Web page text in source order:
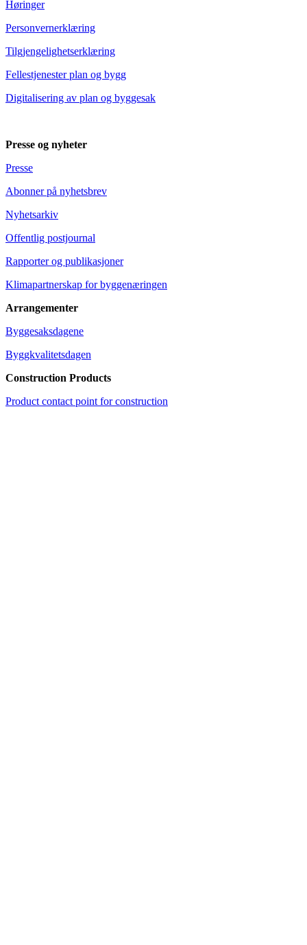
Høringer
Personvernerklæring
Tilgjengelighetserklæring
Fellestjenester plan og bygg
Digitalisering av plan og byggesak
Presse og nyheter
Presse
Abonner på nyhetsbrev
Nyhetsarkiv
Offentlig postjournal
Rapporter og publikasjoner
Klimapartnerskap for byggenæringen
Arrangementer
Byggesaksdagene
Byggkvalitetsdagen
Construction Products
Product contact point for construction